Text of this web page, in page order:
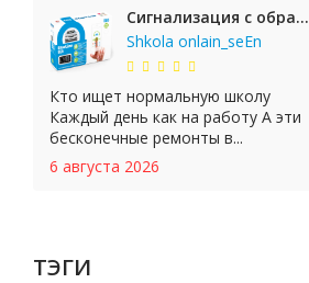
Сигнализация с обратной связью StarLine E65 BT 2CAN+LIN
Shkola onlain_seEn
Кто ищет нормальную школу
Каждый день как на работу А эти
бесконечные ремонты в...
6 августа 2026
ТЭГИ